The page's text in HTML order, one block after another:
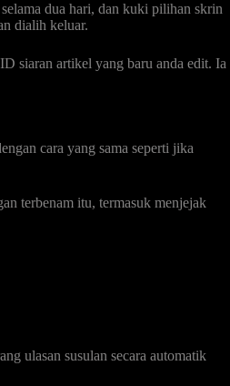
dua hari, dan kuki pilihan skrin
dialih keluar.
siaran artikel yang baru anda edit. Ia
cara yang sama seperti jika
terbenam itu, termasuk menjejak
ulasan susulan secara automatik